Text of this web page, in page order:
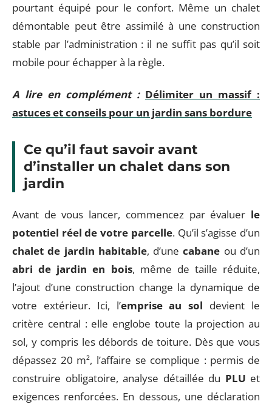
pourtant équipé pour le confort. Même un chalet
démontable peut être assimilé à une construction
stable par l’administration : il ne suffit pas qu’il soit
mobile pour échapper à la règle.
A lire en complément : Délimiter un massif :
astuces et conseils pour un jardin sans bordure
Ce qu’il faut savoir avant
d’installer un chalet dans son
jardin
Avant de vous lancer, commencez par évaluer le
potentiel réel de votre parcelle. Qu’il s’agisse d’un
chalet de jardin habitable, d’unecabane ou d’un
abri de jardin en bois, même de taille réduite,
l’ajout d’une construction change la dynamique de
votre extérieur. Ici, l’emprise au sol devient le
critère central : elle englobe toute la projection au
sol, y compris les débords de toiture. Dès que vous
dépassez 20 m², l’affaire se complique : permis de
construire obligatoire, analyse détaillée du PLU et
exigences renforcées. En dessous, une déclaration